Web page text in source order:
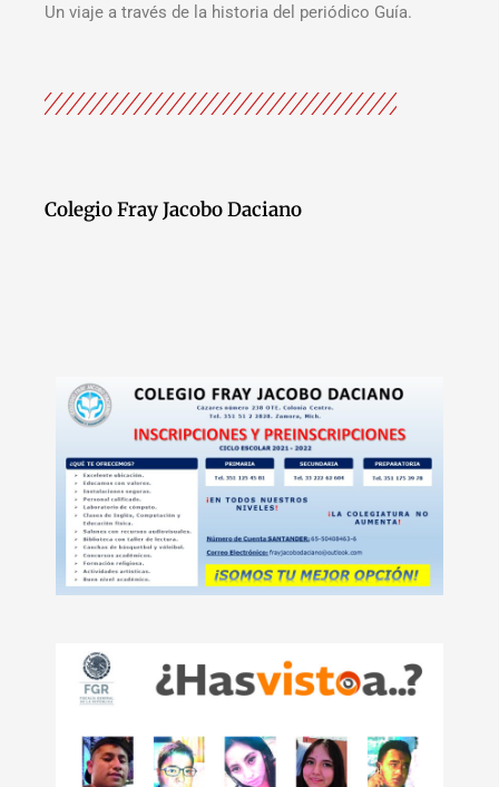
Un viaje a través de la historia del periódico Guía.
Colegio Fray Jacobo Daciano